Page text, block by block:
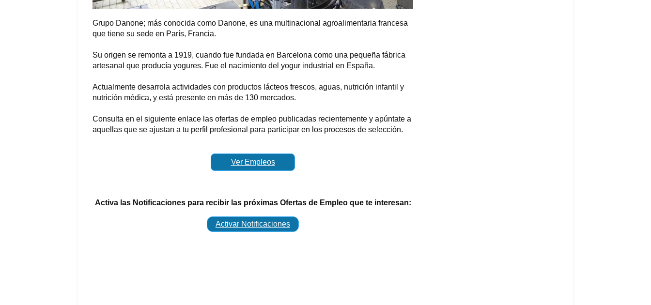
Grupo Danone; más conocida como Danone, es una multinacional agroalimentaria francesa
que tiene su sede en París, Francia.
Su origen se remonta a 1919, cuando fue fundada en Barcelona como una pequeña fábrica
artesanal que producía yogures. Fue el nacimiento del yogur industrial en España.
Actualmente desarrola actividades con productos lácteos frescos, aguas, nutrición infantil y
nutrición médica, y está presente en más de 130 mercados.
Consulta en el siguiente enlace las ofertas de empleo publicadas recientemente y apúntate a
aquellas que se ajustan a tu perfil profesional para participar en los procesos de selección.
Ver Empleos
Activa las Notificaciones para recibir las próximas Ofertas de Empleo que te interesan:
Activar Notificaciones